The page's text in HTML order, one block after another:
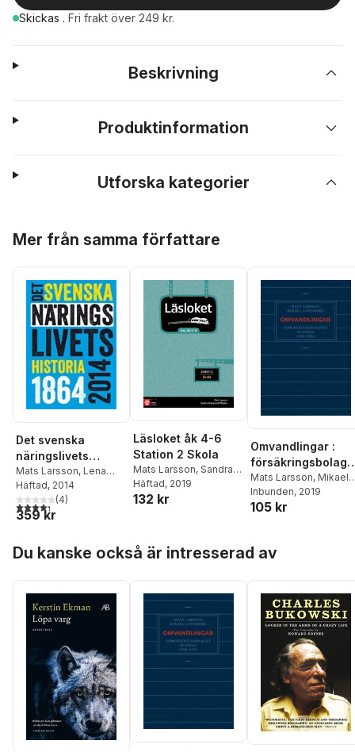
Skickas . Fri frakt över 249 kr.
Beskrivning
Produktinformation
Utforska kategorier
Mer från samma författare
Det svenska
näringslivets
historia 1864-2014
Mats Larsson, Lena
Andersson-Skog
Oscar Broberg
Magnusson
Häftad, 2014
4,3utav 5 stjärnor. Totalt antal röster:
(4)
359 kr
Läsloket åk 4-6
Station 2 Skola
Mats Larsson, Sandra
Grängstedt Mbalire
Häftad, 2019
132 kr
Omvandlingar :
Skandia 1990 -
2016
Mats Larsson, Mikael
Lönnborg
Inbunden, 2019
105 kr
Du kanske också är intresserad av